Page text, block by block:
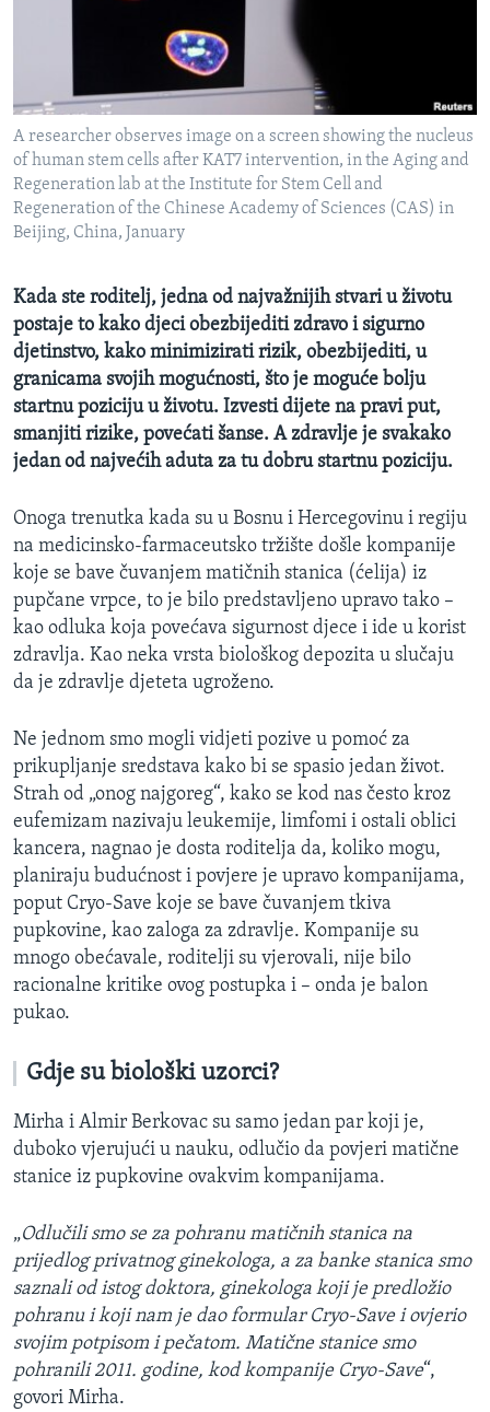
O GLASU AMERIKE
Learning English
PRATITE NAS
A researcher observes image on a screen showing the nucleus
of human stem cells after KAT7 intervention, in the Aging and
Regeneration lab at the Institute for Stem Cell and
Regeneration of the Chinese Academy of Sciences (CAS) in
Beijing, China, January
Kada ste roditelj, jedna od najvažnijih stvari u životu
postaje to kako djeci obezbijediti zdravo i sigurno
djetinstvo, kako minimizirati rizik, obezbijediti, u
granicama svojih mogućnosti, što je moguće bolju
startnu poziciju u životu. Izvesti dijete na pravi put,
smanjiti rizike, povećati šanse. A zdravlje je svakako
jedan od najvećih aduta za tu dobru startnu poziciju.
Onoga trenutka kada su u Bosnu i Hercegovinu i regiju
na medicinsko-farmaceutsko tržište došle kompanije
koje se bave čuvanjem matičnih stanica (ćelija) iz
pupčane vrpce, to je bilo predstavljeno upravo tako –
kao odluka koja povećava sigurnost djece i ide u korist
zdravlja. Kao neka vrsta biološkog depozita u slučaju
da je zdravlje djeteta ugroženo.
Ne jednom smo mogli vidjeti pozive u pomoć za
prikupljanje sredstava kako bi se spasio jedan život.
Strah od „onog najgoreg“, kako se kod nas često kroz
eufemizam nazivaju leukemije, limfomi i ostali oblici
kancera, nagnao je dosta roditelja da, koliko mogu,
planiraju budućnost i povjere je upravo kompanijama,
poput Cryo-Save koje se bave čuvanjem tkiva
pupkovine, kao zaloga za zdravlje. Kompanije su
mnogo obećavale, roditelji su vjerovali, nije bilo
racionalne kritike ovog postupka i – onda je balon
pukao.
Gdje su biološki uzorci?
Mirha i Almir Berkovac su samo jedan par koji je,
duboko vjerujući u nauku, odlučio da povjeri matične
stanice iz pupkovine ovakvim kompanijama.
„Odlučili smo se za pohranu matičnih stanica na
prijedlog privatnog ginekologa, a za banke stanica smo
saznali od istog doktora, ginekologa koji je predložio
pohranu i koji nam je dao formular Cryo-Save i ovjerio
svojim potpisom i pečatom. Matične stanice smo
pohranili 2011. godine, kod kompanije Cryo-Save“,
govori Mirha.